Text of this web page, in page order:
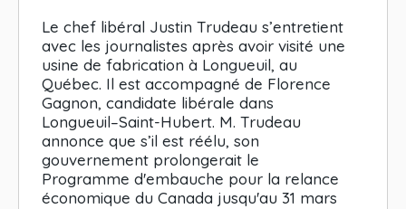
Le chef libéral Justin Trudeau s’entretient
avec les journalistes après avoir visité une
usine de fabrication à Longueuil, au
Québec. Il est accompagné de Florence
Gagnon, candidate libérale dans
Longueuil–Saint-Hubert. M. Trudeau
annonce que s’il est réélu, son
gouvernement prolongerait le
Programme d'embauche pour la relance
économique du Canada jusqu'au 31 mars